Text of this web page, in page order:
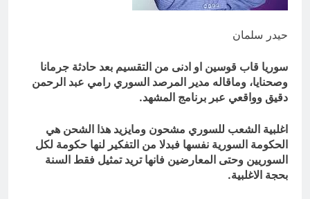
حيدر سلمان
سوريا قاب قوسين او ادنى من التقسيم بعد حادثة جرمانا
وصحنايا، وماقاله مدير المرصد السوري رامي عبد الرحمن
دقيق وواقعي عبر برنامج المشهد.
اغلبية الشعب للسوري مشحون ومايزيد هذا الشحن هي
الحكومة السورية نفسها فبدلا من التفكير لنها حكومة لكل
السوريين وحتى المعارضين فانها تريد تمثيل فقط السنة
بحجة الاغلبية.